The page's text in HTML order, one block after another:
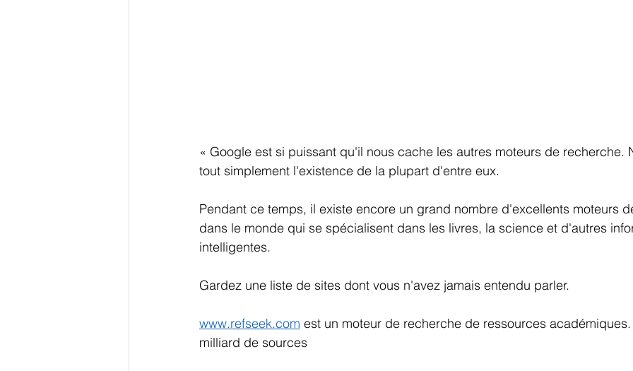
« Google est si puissant qu'il nous cache les autres moteurs de recherche.
tout simplement l'existence de la plupart d'entre eux.
Pendant ce temps, il existe encore un grand nombre d'excellents moteurs
dans le monde qui se spécialisent dans les livres, la science et d'autres
intelligentes.
Gardez une liste de sites dont vous n'avez jamais entendu parler.
www.refseek.com est un moteur de recherche de ressources
milliard de sources